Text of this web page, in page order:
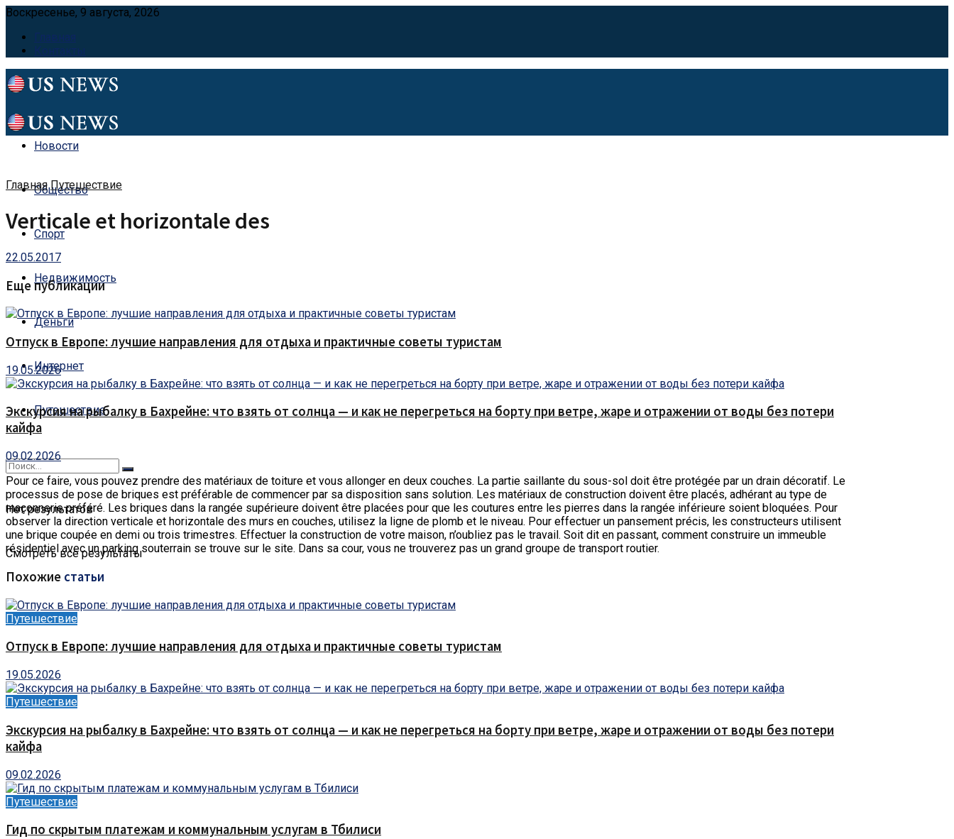
Воскресенье, 9 августа, 2026
Главная
Контакты
Новости
Общество
Спорт
Недвижимость
Деньги
Интернет
Путешествие
Нет результатов
Смотреть все результаты
Главная Путешествие
Verticale et horizontale des
22.05.2017
Еще публикации
Отпуск в Европе: лучшие направления для отдыха и практичные советы туристам
19.05.2026
Экскурсия на рыбалку в Бахрейне: что взять от солнца — и как не перегреться на борту при ветре, жаре и отражении от воды без потери
кайфа
09.02.2026
Pour ce faire, vous pouvez prendre des matériaux de toiture et vous allonger en deux couches. La partie saillante du sous-sol doit être protégée par un drain décoratif. Le
processus de pose de briques est préférable de commencer par sa disposition sans solution. Les matériaux de construction doivent être placés, adhérant au type de
maçonnerie préféré. Les briques dans la rangée supérieure doivent être placées pour que les coutures entre les pierres dans la rangée inférieure soient bloquées. Pour
observer la direction verticale et horizontale des murs en couches, utilisez la ligne de plomb et le niveau. Pour effectuer un pansement précis, les constructeurs utilisent
une brique coupée en demi ou trois trimestres. Effectuer la construction de votre maison, n’oubliez pas le travail. Soit dit en passant, comment construire un immeuble
résidentiel avec un parking souterrain se trouve sur le site. Dans sa cour, vous ne trouverez pas un grand groupe de transport routier.
Похожие статьи
Путешествие
Отпуск в Европе: лучшие направления для отдыха и практичные советы туристам
19.05.2026
Путешествие
Экскурсия на рыбалку в Бахрейне: что взять от солнца — и как не перегреться на борту при ветре, жаре и отражении от воды без потери
кайфа
09.02.2026
Путешествие
Гид по скрытым платежам и коммунальным услугам в Тбилиси